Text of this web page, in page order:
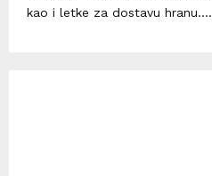
kao i letke za dostavu hranu....